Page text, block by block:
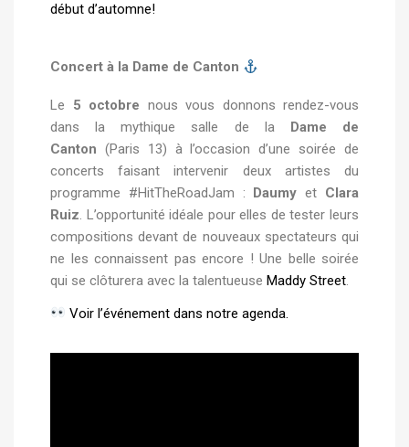
début d’automne!
Concert à la Dame de Canton
Le 5 octobre nous vous donnons rendez-vous
dans la mythique salle de la
Dame de
Canton (Paris 13) à l’occasion d’une soirée de
concerts faisant intervenir deux artistes du
programme #HitTheRoadJam :
Daumy et Clara
Ruiz. L’opportunité idéale pour elles de tester leurs
compositions devant de nouveaux spectateurs qui
ne les connaissent pas encore ! Une belle soirée
qui se clôturera avec la talentueuse Maddy Street.
Voir l’événement dans notre agenda.